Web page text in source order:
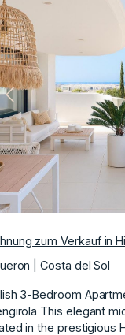
Vorherige
zum Verkauf in
| Costa del Sol
3-Bedroom
This elegant
in the prestigious